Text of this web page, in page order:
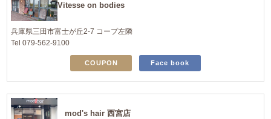
Vitesse on bodies
兵庫県三田市富士が丘2-7 コープ左隣
Tel 079-562-9100
COUPON Face book
mod's hair 西宮店